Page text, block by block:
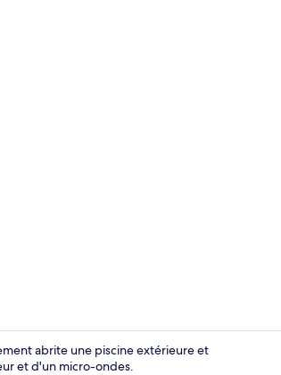
abrite une piscine extérieure et
et d'un micro-ondes.